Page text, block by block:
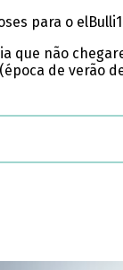
para o
que não
de verão